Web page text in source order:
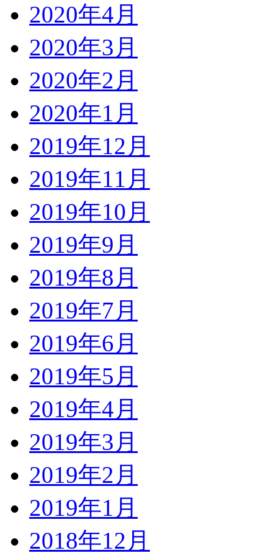
2020年4月
2020年3月
2020年2月
2020年1月
2019年12月
2019年11月
2019年10月
2019年9月
2019年8月
2019年7月
2019年6月
2019年5月
2019年4月
2019年3月
2019年2月
2019年1月
2018年12月